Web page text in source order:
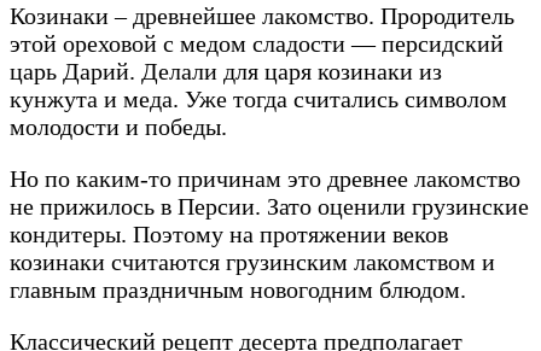
Козинаки – древнейшее лакомство. Прородитель
этой ореховой с медом сладости — персидский
царь Дарий. Делали для царя козинаки из
кунжута и меда. Уже тогда считались символом
молодости и победы.
Но по каким-то причинам это древнее лакомство
не прижилось в Персии. Зато оценили грузинские
кондитеры. Поэтому на протяжении веков
козинаки считаются грузинским лакомством и
главным праздничным новогодним блюдом.
Классический рецепт десерта предполагает